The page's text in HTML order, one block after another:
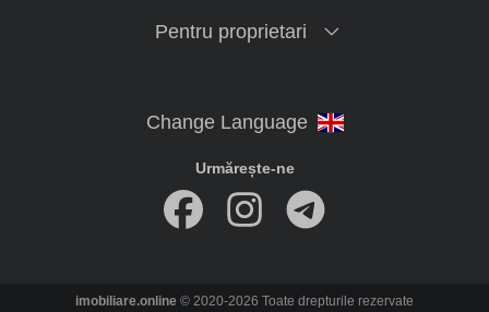
Pentru proprietari
Urmărește-ne
imobiliare.online © 2020-2026 Toate drepturile rezervate